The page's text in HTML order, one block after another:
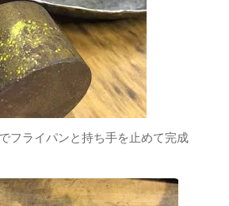
フライパンと持ち手を止めて完成